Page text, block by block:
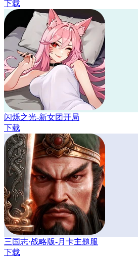
下载
闪烁之光-新女团开局
下载
三国志·战略版-月卡主题服
下载